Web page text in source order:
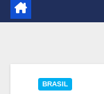
BRASIL